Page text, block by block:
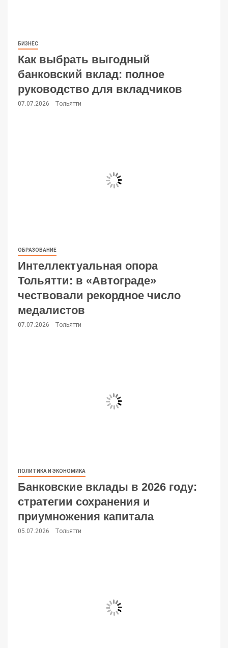
БИЗНЕС
Как выбрать выгодный
банковский вклад: полное
руководство для вкладчиков
07.07.2026 Тольятти
ОБРАЗОВАНИЕ
Интеллектуальная опора
Тольятти: в «Автограде»
чествовали рекордное число
медалистов
07.07.2026 Тольятти
ПОЛИТИКА И ЭКОНОМИКА
Банковские вклады в 2026 году:
стратегии сохранения и
приумножения капитала
05.07.2026 Тольятти